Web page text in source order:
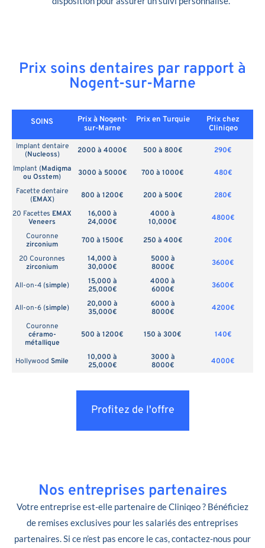
Prix soins dentaires par rapport à
Nogent-sur-Marne
SOINS
Prix à Nogent-
sur-Marne
Prix en Turquie
Prix chez
Cliniqeo
Implant dentaire
(Nucleoss) 2000 à 4000€ 500 à 800€
290€
Implant (Madigma
ou Osstem) 3000 à 5000€ 700 à 1000€
480€
Facette dentaire
(EMAX) 800 à 1200€ 200 à 500€
280€
20 Facettes EMAX
Veneers
16,000 à
24,000€
4000 à
10,000€
4800€
Couronne
zirconium
700 à 1500€ 250 à 400€
200€
20 Couronnes
zirconium
14,000 à
30,000€
5000 à
8000€
3600€
All-on-4 (simple)
15,000 à
25,000€
4000 à
6000€
3600€
All-on-6 (simple)
20,000 à
35,000€
6000 à
8000€
4200€
Couronne
céramo-
métallique
500 à 1200€ 150 à 300€ 140€
Hollywood Smile
10,000 à
25,000€
3000 à
8000€
4000€
Profitez de l'offre
Nos entreprises partenaires
Votre entreprise est-elle partenaire de Cliniqeo ? Bénéficiez
de remises exclusives pour les salariés des entreprises
partenaires. Si ce n’est pas encore le cas, contactez-nous pour